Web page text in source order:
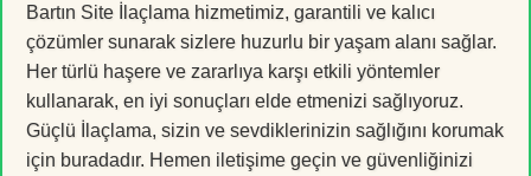
Bartın Site İlaçlama hizmetimiz, garantili ve kalıcı
çözümler sunarak sizlere huzurlu bir yaşam alanı sağlar.
Her türlü haşere ve zararlıya karşı etkili yöntemler
kullanarak, en iyi sonuçları elde etmenizi sağlıyoruz.
Güçlü İlaçlama, sizin ve sevdiklerinizin sağlığını korumak
için buradadır. Hemen iletişime geçin ve güvenliğinizi